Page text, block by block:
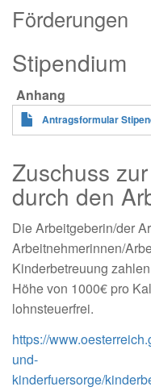
Förderungen
Stipendium
Antragsformular
Zuschuss
durch den
Die Arbeitgeberin/der
Arbeitnehmerinnen/
Kinderbetreuung
Höhe von 1000€ pro
lohnsteuerfrei.
https://
und-
kinderfuersorge/